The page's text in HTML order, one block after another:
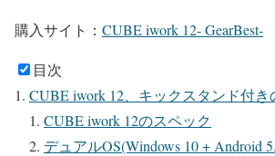
購入サイト： CUBE iwork 12- GearBest-
目次
CUBE iwork 12、キックスタンド付
CUBE iwork 12のスペック
デュアルOS(Windows 10 + Android